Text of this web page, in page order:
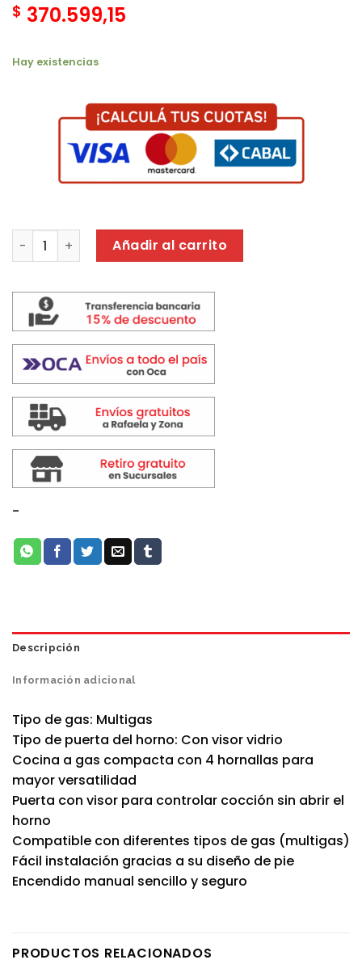
$ 370.599,15
Hay existencias
COCINA ORMAY PETIT MARRON cantidad
Añadir al carrito
-
Descripción
Información adicional
Tipo de gas: Multigas
Tipo de puerta del horno: Con visor vidrio
Cocina a gas compacta con 4 hornallas para
mayor versatilidad
Puerta con visor para controlar cocción sin abrir el
horno
Compatible con diferentes tipos de gas (multigas)
Fácil instalación gracias a su diseño de pie
Encendido manual sencillo y seguro
PRODUCTOS RELACIONADOS